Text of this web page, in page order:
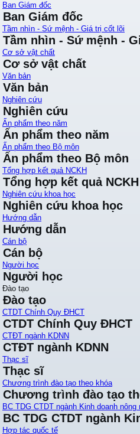
Ban Giám đốc
Ban Giám đốc
Tầm nhìn - Sứ mệnh - Giá trị cốt lõi
Tầm nhìn - Sứ mệnh -
Cơ sở vật chất
Cơ sở vật chất
Văn bản
Văn bản
Nghiên cứu
Nghiên cứu
Ấn phẩm theo năm
Ấn phẩm theo năm
Ấn phẩm theo Bộ môn
Ấn phẩm theo Bộ môn
Tổng hợp kết quả NCKH
Tổng hợp kết quả NCKH
Nghiên cứu khoa học
Nghiên cứu khoa học
Hướng dẫn
Hướng dẫn
Cán bộ
Cán bộ
Người học
Người học
Đào tạo
Đào tạo
CTDT Chính Quy ĐHCT
CTDT Chính Quy ĐHCT
CTĐT ngành KDNN
CTĐT ngành KDNN
Thạc sĩ
Thạc sĩ
Chương trình đào tạo theo khóa
Chương trình đào tạo
BC TDG CTDT ngành Kinh doanh nông
BC TDG CTDT ngành
Hợp tác quốc tế